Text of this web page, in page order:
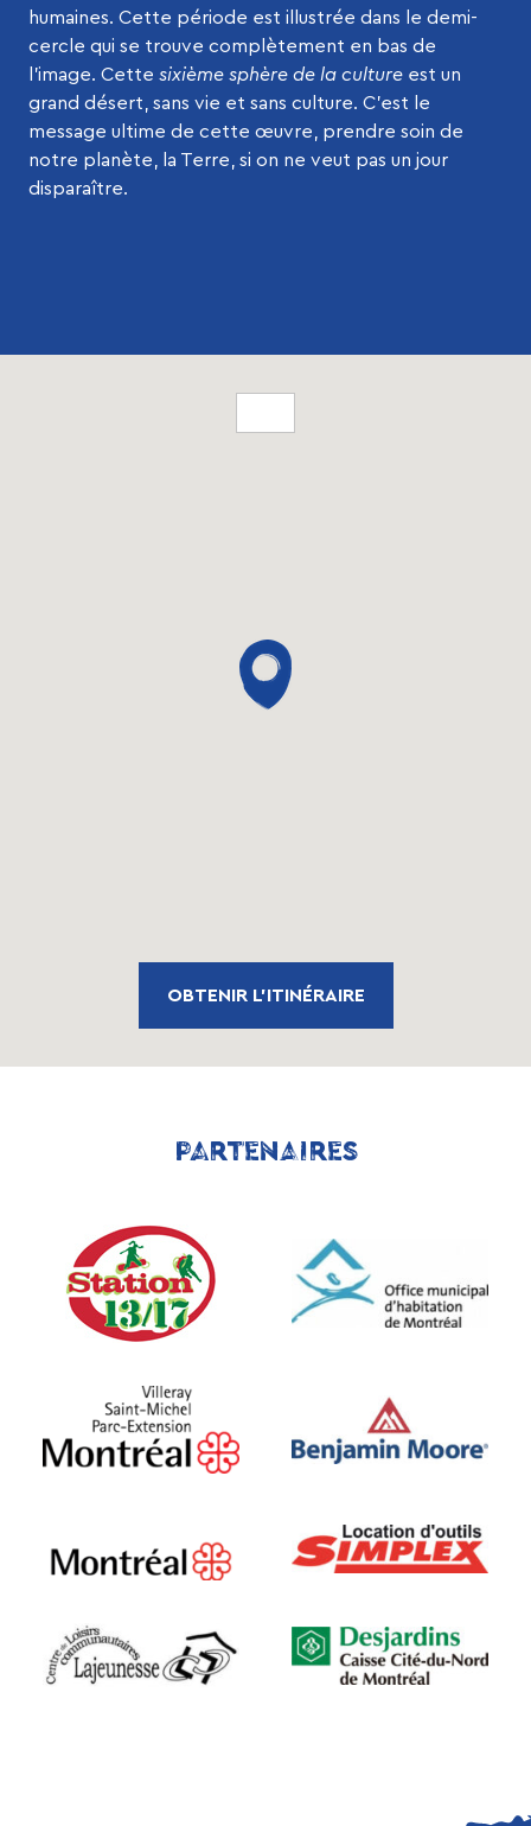
humaines. Cette période est illustrée dans le demi-
cercle qui se trouve complètement en bas de
l’image. Cette sixième sphère de la culture est un
grand désert, sans vie et sans culture. C’est le
message ultime de cette œuvre, prendre soin de
notre planète, la Terre, si on ne veut pas un jour
disparaître.
OBTENIR L'ITINÉRAIRE
PARTENAIRES